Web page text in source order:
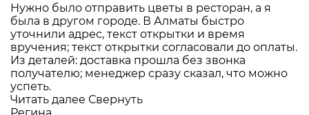
Нужно было отправить цветы в ресторан, а я
была в другом городе. В Алматы быстро
уточнили адрес, текст открытки и время
вручения; текст открытки согласовали до оплаты.
Из деталей: доставка прошла без звонка
получателю; менеджер сразу сказал, что можно
успеть.
Читать далее Свернуть
Регина